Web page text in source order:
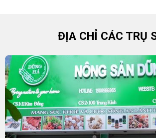
ĐỊA CHỈ CÁC TRỤ